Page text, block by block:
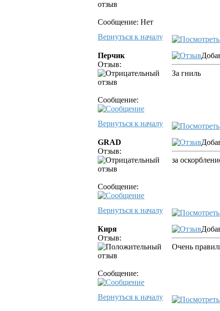
Сообщение: Нет
Вернуться к началу
Перчик
Отзыв:
Сообщение:
За гниль
Вернуться к началу
GRAD
Отзыв:
Сообщение:
за
Вернуться к началу
Киря
Отзыв:
Сообщение:
Очень
Вернуться к началу